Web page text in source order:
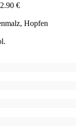
2.90 €
Hopfen